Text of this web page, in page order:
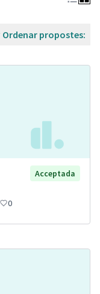
Ordenar propostes:
Acceptada
0